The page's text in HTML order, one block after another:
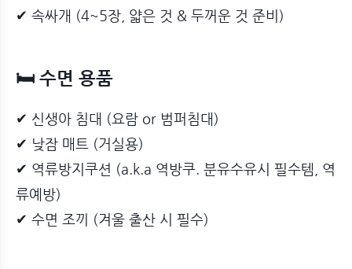
✔ 속싸개 (4~5장, 얇은 것 & 두꺼운 것 준비)
🛏 수면 용품
✔ 신생아 침대 (요람 or 범퍼침대)
✔ 낮잠 매트 (거실용)
✔ 역류방지쿠션 (a.k.a 역방쿠. 분유수유시 필수템, 역
류예방)
✔ 수면 조끼 (겨울 출산 시 필수)